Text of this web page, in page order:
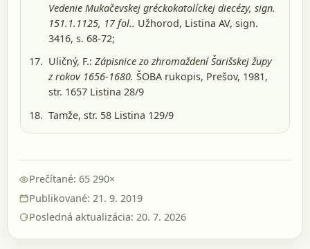
Vedenie Mukačevskej gréckokatolíckej diecézy, sign.
151.1.1125, 17 fol.. Užhorod, Listina AV, sign.
3416, s. 68-72;
Uličný, F.: Zápisnice zo zhromaždení Šarišskej župy
z rokov 1656-1680. ŠOBA rukopis, Prešov, 1981 ,
str. 1657 Listina 28/9
Tamže, str. 58 Listina 129/9
Prečítané: 65 290×
Publikované: 21. 9. 2019
Posledná aktualizácia: 20. 7. 2026